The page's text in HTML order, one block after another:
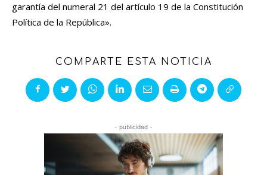
garantía del numeral 21 del artículo 19 de la Constitución
Política de la República».
COMPARTE ESTA NOTICIA
- publicidad -